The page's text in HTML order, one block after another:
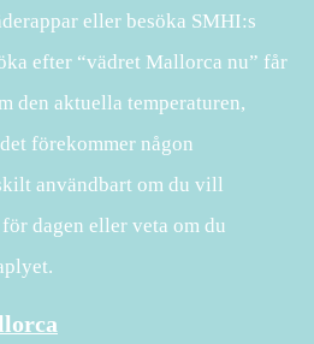
eller besöka SMHI:s
efter “vädret Mallorca nu” får
den aktuella temperaturen,
förekommer någon
användbart om du vill
dagen eller veta om du